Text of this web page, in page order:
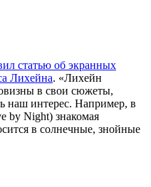
статью об экранных
Лихейна. «Лихейн
в свои сюжеты,
наш интерес. Например, в
Night) знакомая
в солнечные, знойные